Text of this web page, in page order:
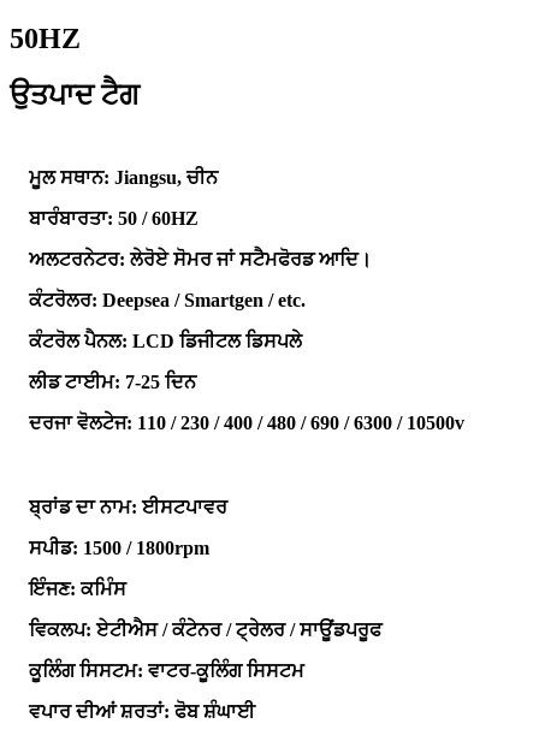
50HZ
ਉਤਪਾਦ ਟੈਗ
ਮੂਲ ਸਥਾਨ: Jiangsu, ਚੀਨ
ਬਾਰੰਬਾਰਤਾ: 50 / 60HZ
ਅਲਟਰਨੇਟਰ: ਲੇਰੋਏ ਸੋਮਰ ਜਾਂ ਸਟੈਮਫੋਰਡ ਆਦਿ।
ਕੰਟਰੋਲਰ: Deepsea / Smartgen / etc.
ਕੰਟਰੋਲ ਪੈਨਲ: LCD ਡਿਜੀਟਲ ਡਿਸਪਲੇ
ਲੀਡ ਟਾਈਮ: 7-25 ਦਿਨ
ਦਰਜਾ ਵੋਲਟੇਜ: 110 / 230 / 400 / 480 / 690 / 6300 / 10500v
ਬ੍ਰਾਂਡ ਦਾ ਨਾਮ: ਈਸਟਪਾਵਰ
ਸਪੀਡ: 1500 / 1800rpm
ਇੰਜਣ: ਕਮਿੰਸ
ਵਿਕਲਪ: ਏਟੀਐਸ / ਕੰਟੇਨਰ / ਟ੍ਰੇਲਰ / ਸਾਊਂਡਪਰੂਫ
ਕੂਲਿੰਗ ਸਿਸਟਮ: ਵਾਟਰ-ਕੂਲਿੰਗ ਸਿਸਟਮ
ਵਪਾਰ ਦੀਆਂ ਸ਼ਰਤਾਂ: ਫੋਬ ਸ਼ੰਘਾਈ